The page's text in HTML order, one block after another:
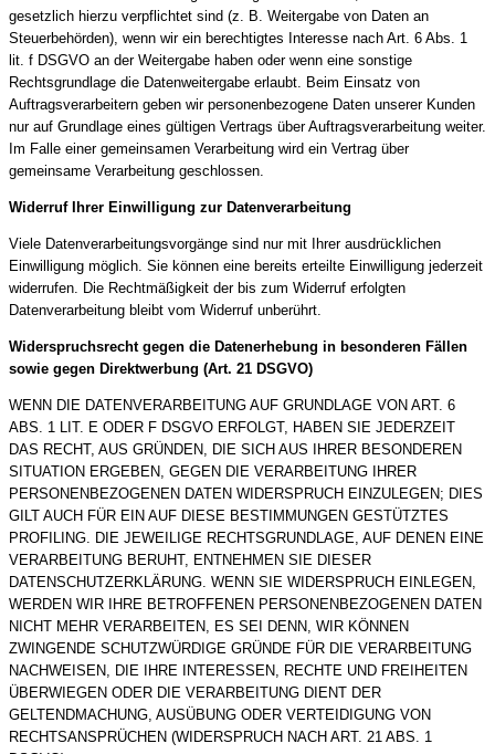
gesetzlich hierzu verpflichtet sind (z. B. Weitergabe von Daten an
Steuerbehörden), wenn wir ein berechtigtes Interesse nach Art. 6 Abs. 1
lit. f DSGVO an der Weitergabe haben oder wenn eine sonstige
Rechtsgrundlage die Datenweitergabe erlaubt. Beim Einsatz von
Auftragsverarbeitern geben wir personenbezogene Daten unserer Kunden
nur auf Grundlage eines gültigen Vertrags über Auftragsverarbeitung weiter.
Im Falle einer gemeinsamen Verarbeitung wird ein Vertrag über
gemeinsame Verarbeitung geschlossen.
Widerruf Ihrer Einwilligung zur Datenverarbeitung
Viele Datenverarbeitungsvorgänge sind nur mit Ihrer ausdrücklichen
Einwilligung möglich. Sie können eine bereits erteilte Einwilligung jederzeit
widerrufen. Die Rechtmäßigkeit der bis zum Widerruf erfolgten
Datenverarbeitung bleibt vom Widerruf unberührt.
Widerspruchsrecht gegen die Datenerhebung in besonderen Fällen
sowie gegen Direktwerbung (Art. 21 DSGVO)
WENN DIE DATENVERARBEITUNG AUF GRUNDLAGE VON ART. 6
ABS. 1 LIT. E ODER F DSGVO ERFOLGT, HABEN SIE JEDERZEIT
DAS RECHT, AUS GRÜNDEN, DIE SICH AUS IHRER BESONDEREN
SITUATION ERGEBEN, GEGEN DIE VERARBEITUNG IHRER
PERSONENBEZOGENEN DATEN WIDERSPRUCH EINZULEGEN; DIES
GILT AUCH FÜR EIN AUF DIESE BESTIMMUNGEN GESTÜTZTES
PROFILING. DIE JEWEILIGE RECHTSGRUNDLAGE, AUF DENEN EINE
VERARBEITUNG BERUHT, ENTNEHMEN SIE DIESER
DATENSCHUTZERKLÄRUNG. WENN SIE WIDERSPRUCH EINLEGEN,
WERDEN WIR IHRE BETROFFENEN PERSONENBEZOGENEN DATEN
NICHT MEHR VERARBEITEN, ES SEI DENN, WIR KÖNNEN
ZWINGENDE SCHUTZWÜRDIGE GRÜNDE FÜR DIE VERARBEITUNG
NACHWEISEN, DIE IHRE INTERESSEN, RECHTE UND FREIHEITEN
ÜBERWIEGEN ODER DIE VERARBEITUNG DIENT DER
GELTENDMACHUNG, AUSÜBUNG ODER VERTEIDIGUNG VON
RECHTSANSPRÜCHEN (WIDERSPRUCH NACH ART. 21 ABS. 1